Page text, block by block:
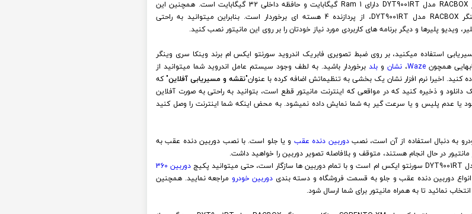
آپدیت شده است. همچنین این دستگاه وینکا سری وینگر RACBOX مدل DYT9001RT دارای Ram 1 گیگابایت و حافظه داخلی 32 گیگابایت است. همچنین این
مانیتور سورنتو ایکس ام SORENTO XM وینکا سری وینگر RACBOX مدل DYT9001RT، از پردازنده 4 هسته ای برخوردار است. بنابراین میتوانید به راحتی
ویدیو پلیرها و دیگر برنامه های کاربردی مورد نیاز خودتان را بر روی این مانیتور نصب کنید.
استفاده میکنید، بر روی ضبط تصویری فابریک اندروید سورنتو ایکس ام برند وینکا سری وینگر
Waze، نشان و بلد برخوردار باشید. به لطف وجود سیستم عامل اندروید شما میتوانید از
اخیرا نرم افزار نشان یک بخشی به تنظیماتش اضافه کرده با عنوان"نقشه و مسیریابی آفلاین" که
و ذخیره کنید که در مواقعی که اینترنت مانیتور قطع است، بتوانید به راحتی به صورت آفلاین
یا عدم پلیس و یا سرعت گیر به شما نمایش داده نمیشود. به محض اینکه شما اینترنت را وصل کنید
به دنبال استفاده از آن است، نصبدوربین دنده عقب و یا جلو است. با نصب دوربین دنده عقب به
در حال انجام هستند، متوقف و بلافاصله تصویر دوربین را خواهید داشت.
دوربین 360
دوربین دنده عقب و جلو به قسمت فروشگاه و دسته بندی دوربین خودرو مراجعه نمایید. همچنین
نمائید تا به همراه مانیتور برای شما ارسال شود.